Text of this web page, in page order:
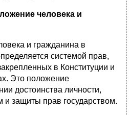
человека и
и гражданина в
системой прав,
в Конституции и
Это положение
достоинства личности,
и защиты прав государством.